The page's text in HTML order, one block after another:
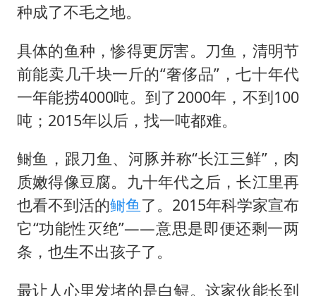
种成了不毛之地。
具体的鱼种，惨得更厉害。刀鱼，清明节
前能卖几千块一斤的“奢侈品”，七十年代
一年能捞4000吨。到了2000年，不到100
吨；2015年以后，找一吨都难。
鲥鱼，跟刀鱼、河豚并称“长江三鲜”，肉
质嫩得像豆腐。九十年代之后，长江里再
也看不到活的鲥鱼 了。2015年科学家宣布
它“功能性灭绝”——意思是即便还剩一两
条，也生不出孩子了。
最让人心里发堵的是白鲟。这家伙能长到